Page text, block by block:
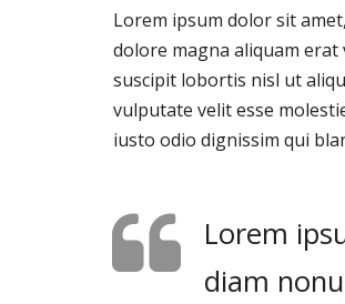
Lorem ipsum dolor sit
dolore magna aliquam
suscipit lobortis nisl ut
vulputate velit esse
iusto odio dignissim qui
Lorem
diam